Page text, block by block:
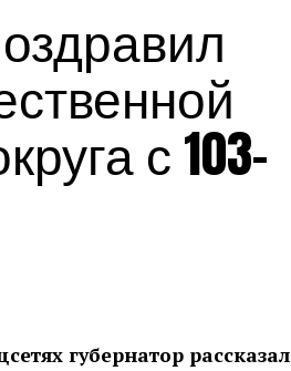
с 103-
губернатор рассказал